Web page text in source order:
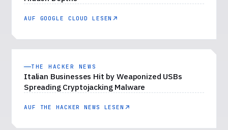
AUF GOOGLE CLOUD LESEN
THE HACKER NEWS
Italian Businesses Hit by Weaponized USBs
Spreading Cryptojacking Malware
AUF THE HACKER NEWS LESEN